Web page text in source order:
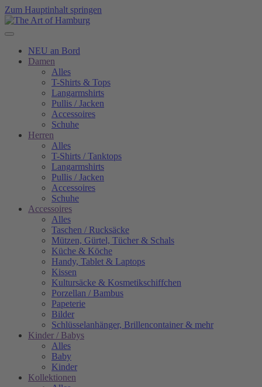
Zum Hauptinhalt springen
NEU an Bord
Damen
Alles
T-Shirts & Tops
Langarmshirts
Pullis / Jacken
Accessoires
Schuhe
Herren
Alles
T-Shirts / Tanktops
Langarmshirts
Pullis / Jacken
Accessoires
Schuhe
Accessoires
Alles
Taschen / Rucksäcke
Mützen, Gürtel, Tücher & Schals
Küche & Köche
Handy, Tablet & Laptops
Kissen
Kultursäcke & Kosmetikschiffchen
Porzellan / Bambus
Papeterie
Bilder
Schlüsselanhänger, Brillencontainer & mehr
Kinder / Babys
Alles
Baby
Kinder
Kollektionen